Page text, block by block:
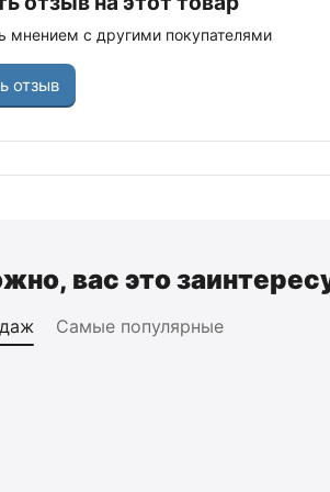
мнением с другими покупателями
отзыв
вас это
Самые популярные